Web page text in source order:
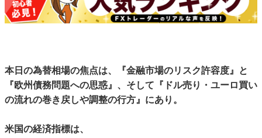
本日の為替相場の焦点は、『金融市場のリスク許容度』と
『欧州債務問題への思惑』、そして『ドル売り・ユーロ買い
の流れの巻き戻しや調整の行方』にあり。
米国の経済指標は、